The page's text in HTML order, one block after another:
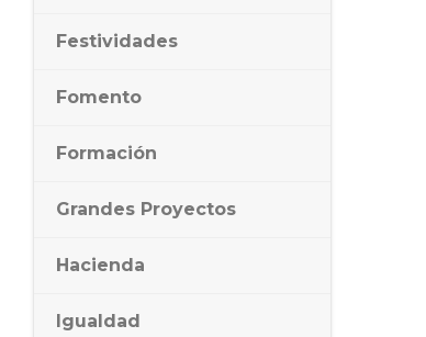
Festividades
Fomento
Formación
Grandes Proyectos
Hacienda
Igualdad